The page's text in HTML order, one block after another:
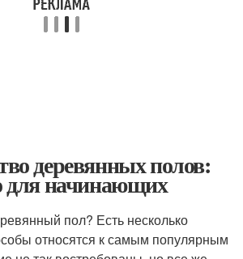
деревянных полов:
для начинающих
пол? Есть несколько
относятся к самым популярным